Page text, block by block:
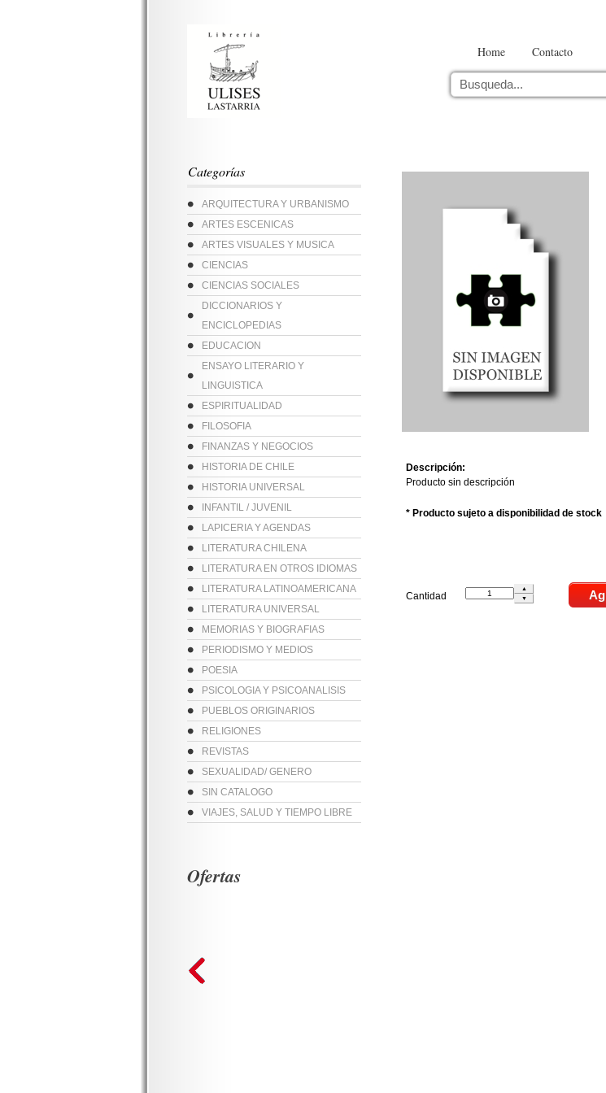
Home Contacto
Categorías
ARQUITECTURA Y URBANISMO
ARTES ESCENICAS
ARTES VISUALES Y MUSICA
CIENCIAS
CIENCIAS SOCIALES
DICCIONARIOS Y
ENCICLOPEDIAS
EDUCACION
ENSAYO LITERARIO Y
LINGUISTICA
ESPIRITUALIDAD
FILOSOFIA
FINANZAS Y NEGOCIOS
HISTORIA DE CHILE
HISTORIA UNIVERSAL
INFANTIL / JUVENIL
LAPICERIA Y AGENDAS
LITERATURA CHILENA
LITERATURA EN OTROS IDIOMAS
LITERATURA LATINOAMERICANA
LITERATURA UNIVERSAL
MEMORIAS Y BIOGRAFIAS
PERIODISMO Y MEDIOS
POESIA
PSICOLOGIA Y PSICOANALISIS
PUEBLOS ORIGINARIOS
RELIGIONES
REVISTAS
SEXUALIDAD/ GENERO
SIN CATALOGO
VIAJES, SALUD Y TIEMPO LIBRE
Descripción:
Producto sin descripción
* Producto sujeto a disponibilidad de stock
Cantidad
Ofertas